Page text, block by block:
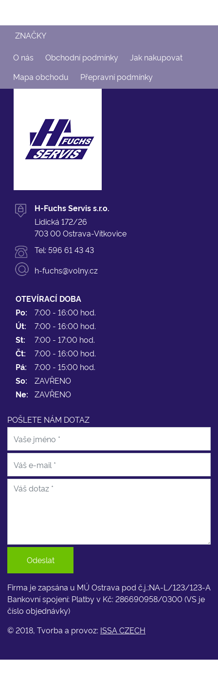
ZNAČKY
O nás Obchodní podmínky
Jak nakupovat
Mapa obchodu
Přepravní podmínky
H-Fuchs Servis s.r.o.
Lidická 172/26
703 00 Ostrava-Vítkovice
Tel: 596 61 43 43
h-fuchs@volny.cz
OTEVÍRACÍ DOBA
Po:
7:00 - 16:00 hod.
Út:
7:00 - 16:00 hod.
St:
7:00 - 17:00 hod.
Čt:
7:00 - 16:00 hod.
Pá:
7:00 - 15:00 hod.
So:
ZAVŘENO
Ne:
ZAVŘENO
POŠLETE NÁM DOTAZ
Odeslat
Firma je zapsána u MÚ Ostrava pod č.j.:NA-L/123/123-A
Bankovní spojení: Platby v Kč: 286690958/0300 (VS je
číslo objednávky)
© 2018, Tvorba a provoz: ISSA CZECH